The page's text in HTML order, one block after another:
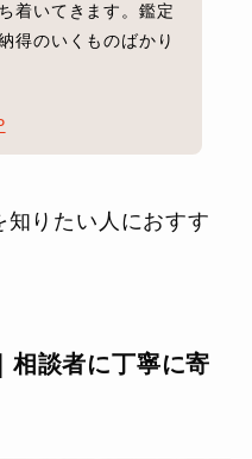
着いてきます。鑑定
得のいくものばかり
知りたい人におすす
相談者に丁寧に寄